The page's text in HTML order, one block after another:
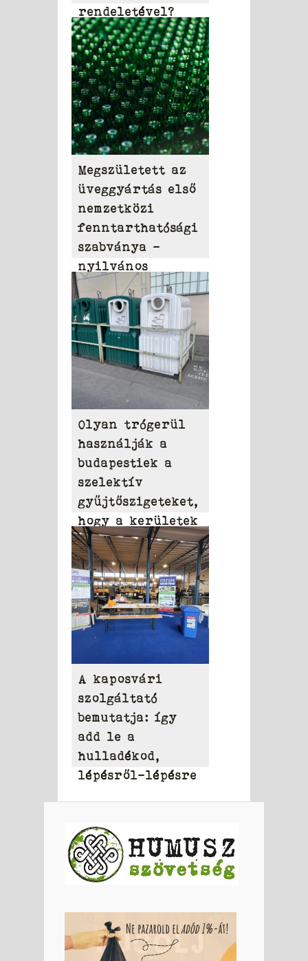
rendeletével?
Megszületett az
üveggyártás első
nemzetközi
fenntarthatósági
szabványa –
nyilvános
konzultáción a
ResponsibleGlass
tervezete
Olyan trógerül
használják a
budapestiek a
szelektív
gyűjtőszigeteket,
hogy a kerületek
sorra számolják
fel őket
A kaposvári
szolgáltató
bemutatja: így
add le a
hulladékod,
lépésről-lépésre